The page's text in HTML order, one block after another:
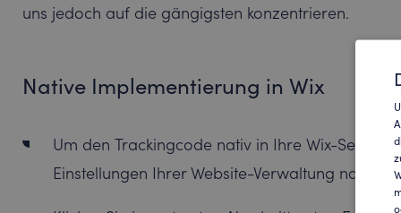
uns jedoch auf die gängigsten konzentrieren.
Native Implementierung in Wix
Um den Trackingcode nativ in Ihre Wix-Seite
Einstellungen Ihrer Website-Verwaltung